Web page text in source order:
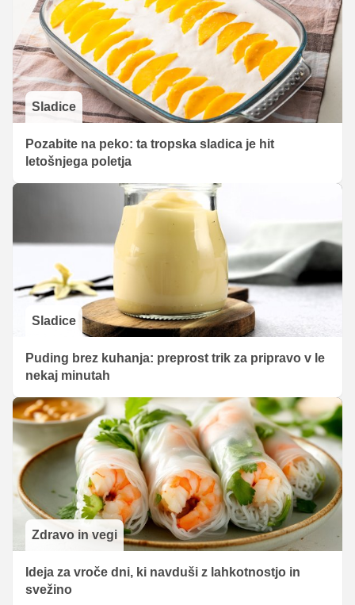
Sladice
Pozabite na peko: ta tropska sladica je hit
letošnjega poletja
Sladice
Puding brez kuhanja: preprost trik za pripravo v le
nekaj minutah
Zdravo in vegi
Ideja za vroče dni, ki navduši z lahkotnostjo in
svežino